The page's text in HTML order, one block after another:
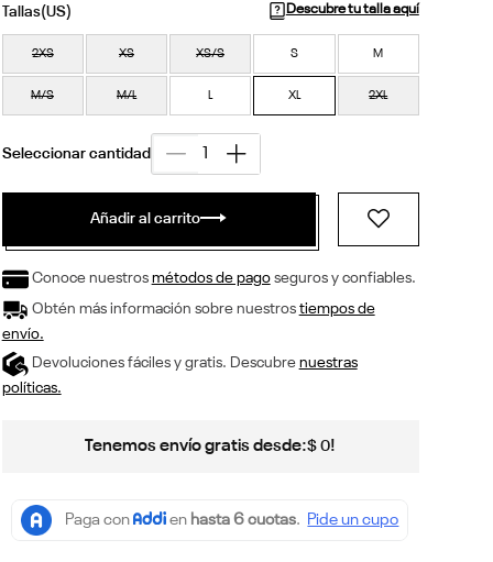
Descubre tu talla aquí
2XS XS XS/S S M
M/S M/L L XL 2XL
Añadir al carrito
Conoce nuestros métodos de pagoseguros y confiables.
Obtén más información sobre nuestros tiempos de
envío.
Devoluciones fáciles y gratis. Descubre nuestras
políticas.
Tenemos envío gratis desde:$ 0!